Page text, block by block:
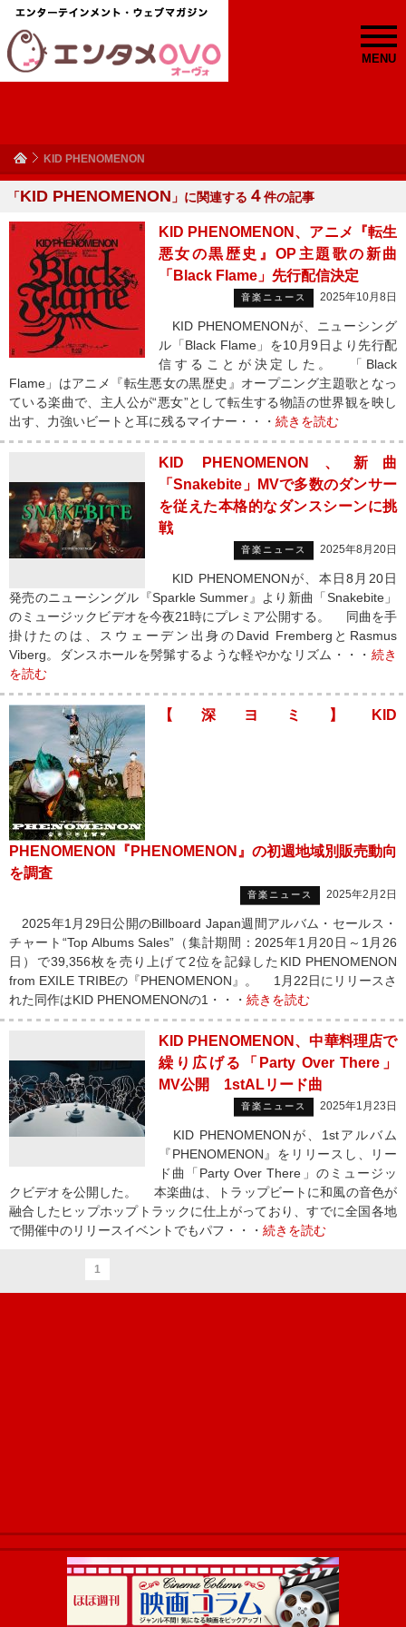
MENU
KID PHENOMENON
「KID PHENOMENON 」に関連する ４件の記事
KID PHENOMENON、アニメ『転生
悪女の黒歴史』OP主題歌の新曲
「Black Flame」先行配信決定
音楽ニュース 2025年10月8日
KID PHENOMENONが、ニューシング
ル「Black Flame」を10月9日より先行配
信することが決定した。 「Black
Flame」はアニメ『転生悪女の黒歴史』オープニング主題歌となっ
ている楽曲で、主人公が“悪女”として転生する物語の世界観を映し
出す、力強いビートと耳に残るマイナー・・・ 続きを読む
KID PHENOMENON、新曲
「Snakebite」MVで多数のダンサー
を従えた本格的なダンスシーンに挑
戦
音楽ニュース 2025年8月20日
KID PHENOMENONが、本日8月20日
発売のニューシングル『Sparkle Summer』より新曲「Snakebite」
のミュージックビデオを今夜21時にプレミア公開する。 同曲を手
掛けたのは、スウェーデン出身のDavid FrembergとRasmus
Viberg。ダンスホールを髣髴するような軽やかなリズム・・・ 続き
を読む
【深ヨミ】KID
PHENOMENON『PHENOMENON』の初週地域別販売動向
を調査
音楽ニュース 2025年2月2日
2025年1月29日公開のBillboard Japan週間アルバム・セールス・
チャート“Top Albums Sales”（集計期間：2025年1月20日～1月26
日）で39,356枚を売り上げて2位を記録したKID PHENOMENON
from EXILE TRIBEの『PHENOMENON』。 1月22日にリリースさ
れた同作はKID PHENOMENONの1・・・ 続きを読む
KID PHENOMENON、中華料理店で
繰り広げる「Party Over There」
MV公開 1stALリード曲
音楽ニュース 2025年1月23日
KID PHENOMENONが、1stアルバム
『PHENOMENON』をリリースし、リー
ド曲「Party Over There」のミュージッ
クビデオを公開した。 本楽曲は、トラップビートに和風の音色が
融合したヒップホップトラックに仕上がっており、すでに全国各地
で開催中のリリースイベントでもパフ・・・ 続きを読む
1